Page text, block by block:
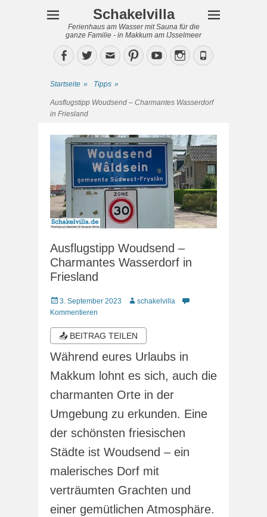
Schakelvilla
Ferienhaus am Wasser mit Sauna für die
ganze Familie - in Makkum am IJsselmeer
Facebook
TwitterEmailPinterestYouTubeInstagram
Phone
Startseite » Tipps »
Ausflugstipp Woudsend – Charmantes Wasserdorf
in Friesland
Ausflugstipp Woudsend –
Charmantes Wasserdorf in
Friesland
Veröffentlicht
am
3. September 2023 Autorschakelvilla
Kommentieren
📤 BEITRAG TEILEN
Während eures Urlaubs in
Makkum lohnt es sich, auch die
charmanten Orte in der
Umgebung zu erkunden. Eine
der schönsten friesischen
Städte ist Woudsend – ein
malerisches Dorf mit
verträumten Grachten und
einer gemütlichen Atmosphäre.